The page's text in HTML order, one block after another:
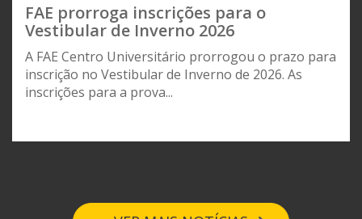
FAE prorroga inscrições para o
Vestibular de Inverno 2026
A FAE Centro Universitário prorrogou o prazo para
inscrição no Vestibular de Inverno de 2026. As
inscrições para a prova...